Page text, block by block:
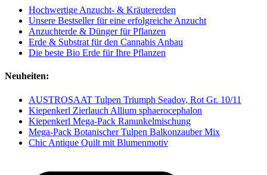
Hochwertige Anzucht- & Kräutererden
Unsere Bestseller für eine erfolgreiche Anzucht
Anzuchterde & Dünger für Pflanzen
Erde & Substrat für den Cannabis Anbau
Die beste Bio Erde für Ihre Pflanzen
Neuheiten:
AUSTROSAAT Tulpen Triumph Seadov, Rot Gr. 10/11
Kiepenkerl Zierlauch Allium sphaerocephalon
Kiepenkerl Mega-Pack Ranunkelmischung
Mega-Pack Botanischer Tulpen Balkonzauber Mix
Chic Antique Quilt mit Blumenmotiv